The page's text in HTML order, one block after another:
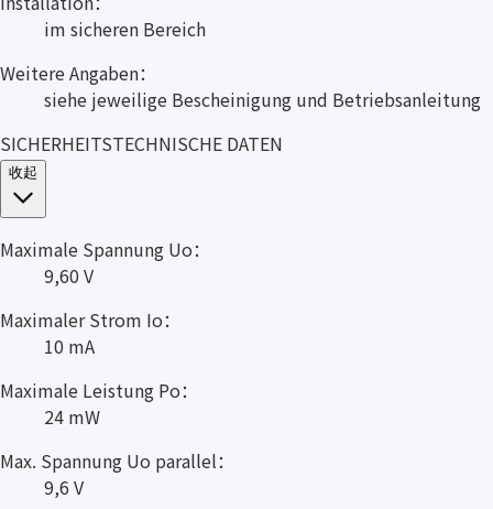
im sicheren Bereich
Weitere Angaben：
siehe jeweilige Bescheinigung und Betriebsanleitung
SICHERHEITSTECHNISCHE DATEN
收起
Maximale Spannung Uo：
9,60 V
Maximaler Strom Io：
10 mA
Maximale Leistung Po：
24 mW
Max. Spannung Uo parallel：
9,6 V